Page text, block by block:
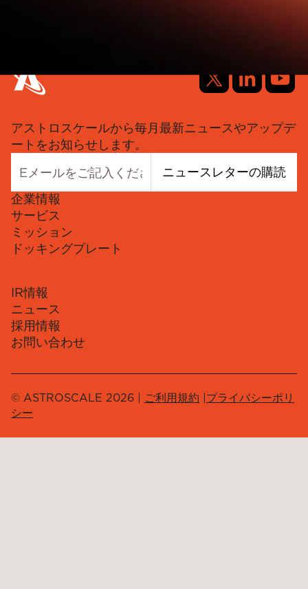
アストロスケールから毎月最新ニュースやアップデ
ートをお知らせします。
ニュースレターの購読
企業情報
サービス
ミッション
ドッキングプレート
IR情報
ニュース
採用情報
お問い合わせ
© ASTROSCALE 2026 | ご利用規約 |プライバシーポリ
シー